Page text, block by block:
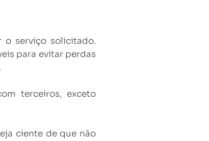
o serviço solicitado.
​​para evitar perdas
terceiros, exceto
ciente de que não